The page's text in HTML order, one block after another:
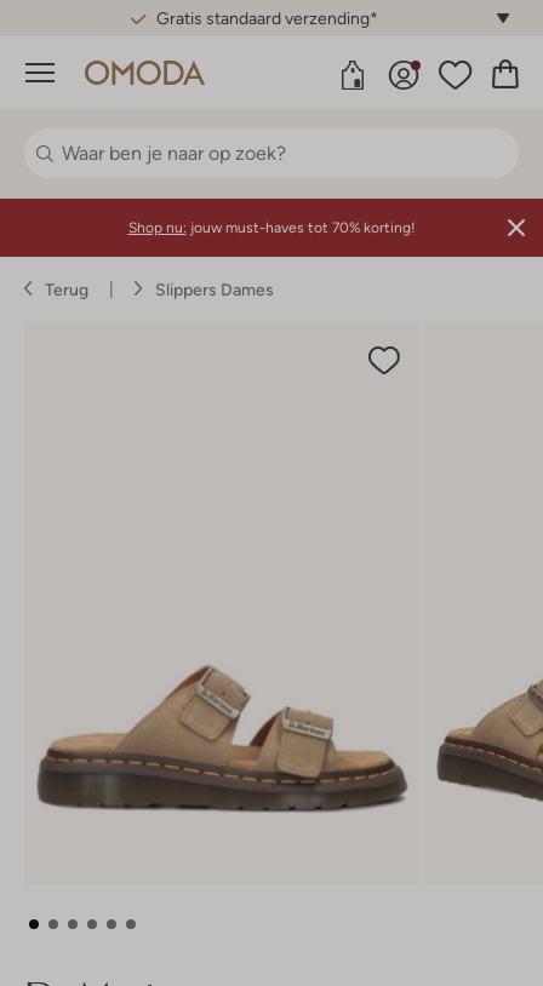
Gratis standaard verzending*
Menu
Shop nu: jouw must-haves tot 70% korting!
Terug Slippers Dames